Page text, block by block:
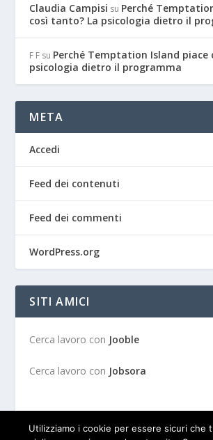
Claudia Campisi su Perché
così tanto? La psicologia dietro il
F F su Perché Temptation Island piace
psicologia dietro il programma
META
Accedi
Feed dei contenuti
Feed dei commenti
WordPress.org
SITI AMICI
Cerca lavoro con Jooble
Cerca lavoro con Jobsora
Utilizziamo i cookie per essere sicuri che